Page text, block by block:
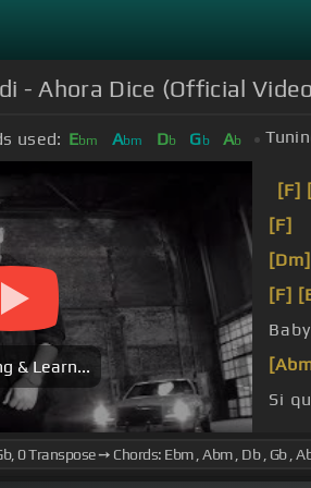
- Ahora Dice (Official
used: Ebm Abm Db Gb Ab
& Learn...
[F]
[F]
[Dm]
[F]
Si